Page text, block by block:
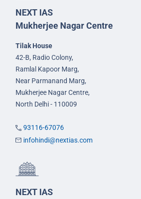
NEXT IAS
Mukherjee Nagar Centre
Tilak House
42-B, Radio Colony,
Ramlal Kapoor Marg,
Near Parmanand Marg,
Mukherjee Nagar Centre,
North Delhi - 110009
93116-67076
infohindi@nextias.com
NEXT IAS